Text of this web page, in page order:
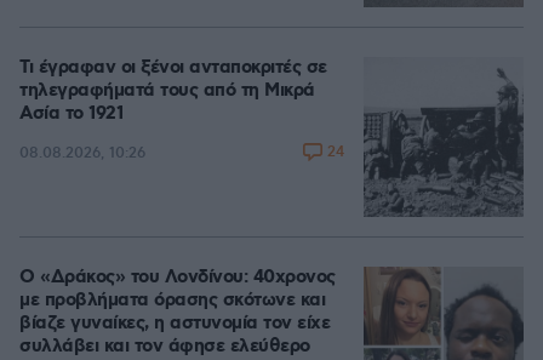
Τι έγραφαν οι ξένοι ανταποκριτές σε
τηλεγραφήματά τους από τη Μικρά
Ασία το 1921
08.08.2026, 10:26 24
Ο «Δράκος» του Λονδίνου: 40χρονος
με προβλήματα όρασης σκότωνε και
βίαζε γυναίκες, η αστυνομία τον είχε
συλλάβει και τον άφησε ελεύθερο